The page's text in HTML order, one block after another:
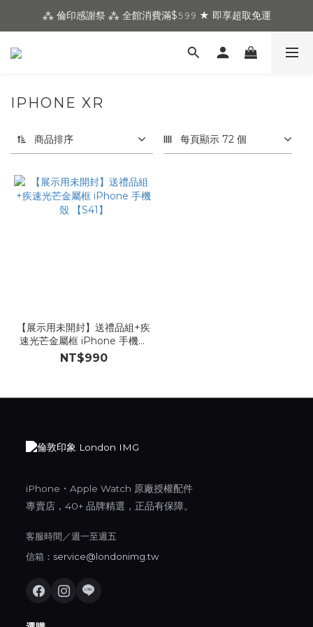
⁂ 倫印感謝祭 ⁂ 全館消費滿$𝟻𝟿𝟿 ★ 即享超取免運
IPHONE XR
商品排序 每頁顯示 72 個
【展示用未開封】送禮品組+疾
速光芒金屬框 iPhone 手機殼
【S41】
NT$990
iPhone・Apple Watch 原廠授權配件
專賣店，40+ 品牌精選，正品有保障。
客服時間／週一至週五
信箱： service@londonimg.tw